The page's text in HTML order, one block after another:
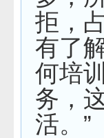
拒，
有了
何培
务，
活。”